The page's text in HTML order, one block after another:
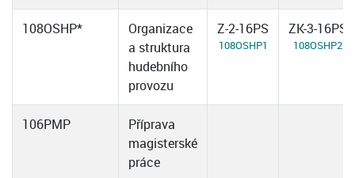
108OSHP*
Organizace
a struktura
hudebního
provozu
Z-2-16PS
108OSHP1
ZK-3-16PS
108OSHP2
106PMP
Příprava
magisterské
práce